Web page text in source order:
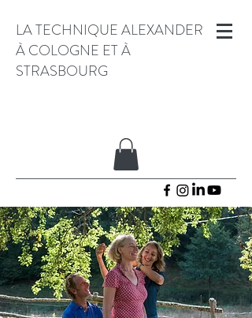
LA TECHNIQUE ALEXANDER
À COLOGNE ET À
STRASBOURG